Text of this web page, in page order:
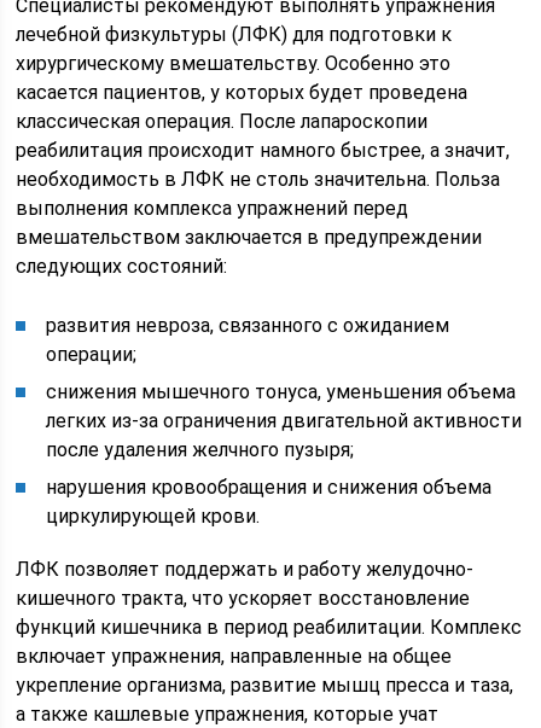
Специалисты рекомендуют выполнять упражнения
лечебной физкультуры (ЛФК) для подготовки к
хирургическому вмешательству. Особенно это
касается пациентов, у которых будет проведена
классическая операция. После лапароскопии
реабилитация происходит намного быстрее, а значит,
необходимость в ЛФК не столь значительна. Польза
выполнения комплекса упражнений перед
вмешательством заключается в предупреждении
следующих состояний:
развития невроза, связанного с ожиданием
операции;
снижения мышечного тонуса, уменьшения объема
легких из-за ограничения двигательной активности
после удаления желчного пузыря;
нарушения кровообращения и снижения объема
циркулирующей крови.
ЛФК позволяет поддержать и работу желудочно-
кишечного тракта, что ускоряет восстановление
функций кишечника в период реабилитации. Комплекс
включает упражнения, направленные на общее
укрепление организма, развитие мышц пресса и таза,
а также кашлевые упражнения, которые учат